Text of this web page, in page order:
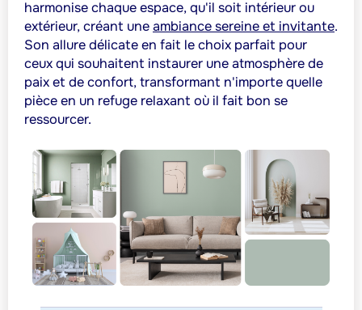
harmonise chaque espace, qu'il soit intérieur ou
extérieur, créant uneambiance sereine et invitante.
Son allure délicate en fait le choix parfait pour
ceux qui souhaitent instaurer une atmosphère de
paix et de confort, transformant n'importe quelle
pièce en un refuge relaxant où il fait bon se
ressourcer.